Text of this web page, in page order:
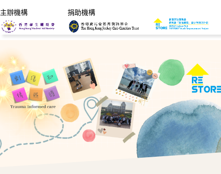
主辦機構 捐助機構